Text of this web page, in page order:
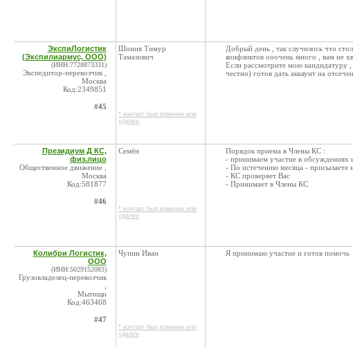
ЭкспиЛогистик
(Экспилиармус, ООО)
(ИНН:7728873331)
Экспедитор-перевозчик ,
Москва
Код:2349851
#45
Шония Тимур
Тамазович
* контакт был изменен или
удален
Добрый день , так случилось что
конфликтов ооочень много , вам не
Если рассмотрите мою кандидатуру
честно) готов дать аккаунт на
Президиум Д КС,
физ.лицо
Общественное движение ,
Москва
Код:581877
#46
Семён
* контакт был изменен или
удален
Порядок приема в Члены КС :
- принимаем участие в обсуждениях
- По истечению месяца - присылаете
- КС проверяет Вас
- Принимает в Члены КС
Колибри Логистик,
ООО
(ИНН:5029152083)
Грузовладелец-перевозчик
Мытищи
Код:463468
#47
Чупин Иван
* контакт был изменен или
удален
Я принимаю участие и готов помочь